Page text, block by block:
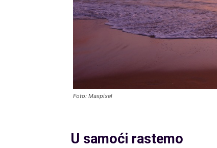
Foto: Maxpixel
U samoći rastemo